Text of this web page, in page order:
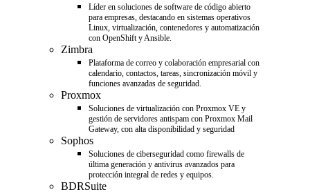
Líder en soluciones de software de código abierto
para empresas, destacando en sistemas operativos
Linux, virtualización, contenedores y automatización
con OpenShift y Ansible.
Zimbra
Plataforma de correo y colaboración empresarial con
calendario, contactos, tareas, sincronización móvil y
funciones avanzadas de seguridad.
Proxmox
Soluciones de virtualización con Proxmox VE y
gestión de servidores antispam con Proxmox Mail
Gateway, con alta disponibilidad y seguridad
Sophos
Soluciones de ciberseguridad como firewalls de
última generación y antivirus avanzados para
protección integral de redes y equipos.
BDRSuite